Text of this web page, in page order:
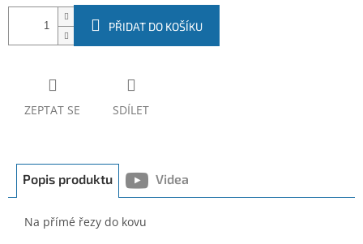
PŘIDAT DO KOŠÍKU
ZEPTAT SE SDÍLET
Popis produktu Videa
Na přímé řezy do kovu